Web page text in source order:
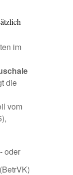
im
die
vom
oder